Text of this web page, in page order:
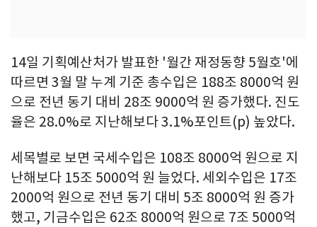
14일 기획예산처가 발표한 '월간 재정동향 5월호'에
따르면 3월 말 누계 기준 총수입은 188조 8000억 원
으로 전년 동기 대비 28조 9000억 원 증가했다. 진도
율은 28.0%로 지난해보다 3.1%포인트(p) 높았다.
세목별로 보면 국세수입은 108조 8000억 원으로 지
난해보다 15조 5000억 원 늘었다. 세외수입은 17조
2000억 원으로 전년 동기 대비 5조 8000억 원 증가
했고, 기금수입은 62조 8000억 원으로 7조 5000억